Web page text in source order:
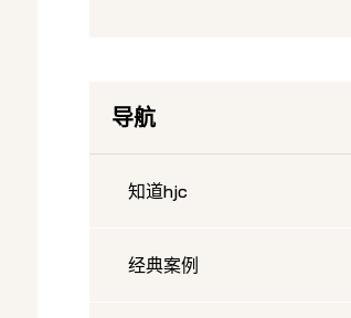
导航
知道hjc
经典案例